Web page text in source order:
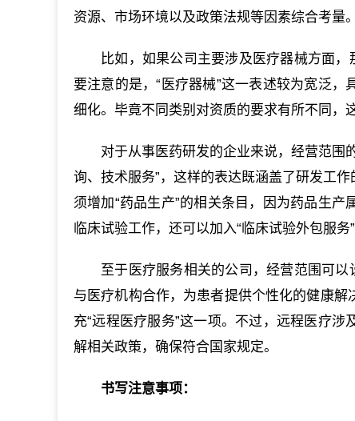
资源、市场环境以及政策法规等因素综合考量。
比如，如果公司主要涉及医疗器械方面
要注意的是，“医疗器械”这一表述较为宽泛
细化。毕竟不同类别对资质的要求有所不同，
对于从事医药研发的企业来说，经营范围
询、技术服务”，这样的表达既涵盖了研发工
须增加“药品生产”的相关条目，因为药品生
临床试验工作，还可以加入“临床试验外包服
至于医疗服务相关的公司，经营范围可
与医疗机构合作，为患者提供个性化的健康
充“远程医疗服务”这一项。不过，远程医疗
解相关政策，确保符合国家规定。
书写注意事项：